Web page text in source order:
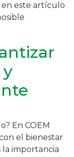
este artículo
En COEM
el bienestar
importancia